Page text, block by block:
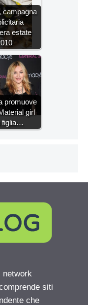
campagna
estate
promuove
girl
figlia…
network
siti
che